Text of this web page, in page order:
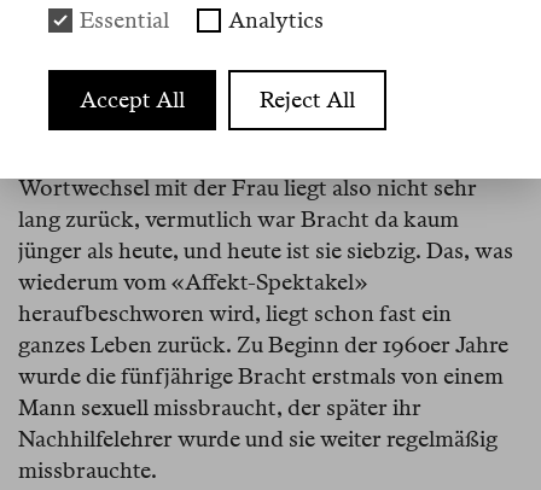
Diesmal wurde das «Affekt-Spektakel» von einer
Ferienclub zu Bracht an den Tisch gesetzt hat.
Bracht ist in diesen Club gefahren, um an einem
Wortwechsel mit der Frau liegt also nicht sehr
lang zurück, vermutlich war Bracht da kaum
jünger als heute, und heute ist sie siebzig. Das, was
wiederum vom «Affekt-Spektakel»
heraufbeschworen wird, liegt schon fast ein
ganzes Leben zurück. Zu Beginn der 1960er Jahre
wurde die fünfjährige Bracht erstmals von einem
Mann sexuell missbraucht, der später ihr
Nachhilfelehrer wurde und sie weiter regelmäßig
missbrauchte.
Essential Analytics
Accept All Reject All